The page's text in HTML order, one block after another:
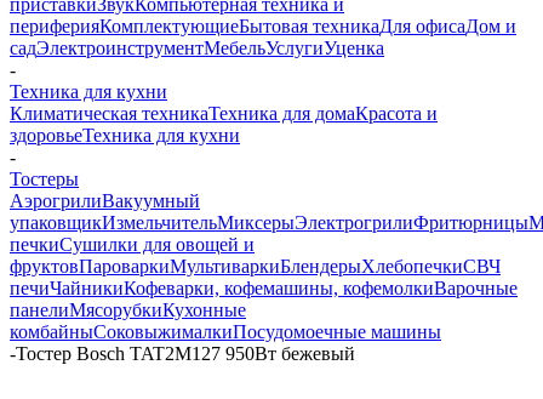
приставкиЗвукКомпьютерная техника и
периферияКомплектующиеБытовая техникаДля офисаДом и
садЭлектроинструментМебельУслугиУценка
-
Техника для кухни
Климатическая техникаТехника для домаКрасота и
здоровьеТехника для кухни
-
Тостеры
АэрогрилиВакуумный
упаковщикИзмельчительМиксерыЭлектрогрилиФритюрницы
печкиСушилки для овощей и
фруктовПароваркиМультиваркиБлендерыХлебопечкиСВЧ
печиЧайникиКофеварки, кофемашины, кофемолкиВарочные
панелиМясорубкиКухонные
комбайныСоковыжималкиПосудомоечные машины
-Тостер Bosch TAT2M127 950Вт бежевый